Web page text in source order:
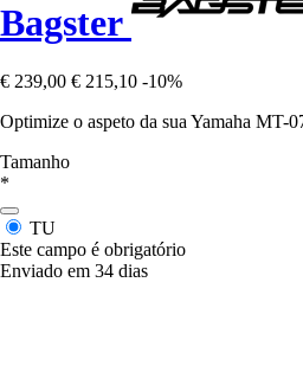
Bagster
€ 239,00 € 215,10 -10%
Optimize o aspeto da sua Yamaha MT-
Tamanho
*
TU
Este campo é obrigatório
Enviado em 34 dias